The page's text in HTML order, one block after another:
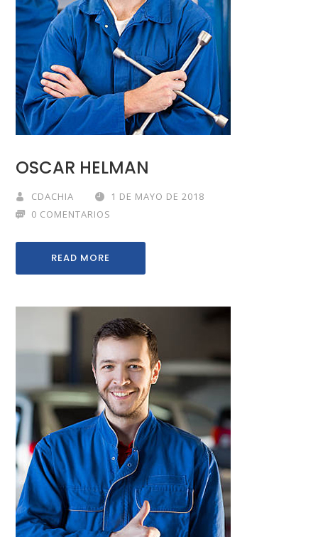
OSCAR HELMAN
CDACHIA
1 DE MAYO DE 2018
0 COMENTARIOS
READ MORE